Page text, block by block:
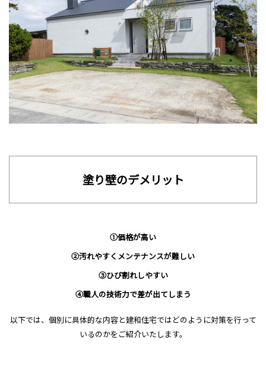
塗り壁のデメリット
①価格が高い
②汚れやすくメンテナンスが難しい
③ひび割れしやすい
④職人の技術力で差が出てしまう
以下では、個別に具体的な内容と建和住宅ではどのように対策を行って
いるのかをご紹介いたします。